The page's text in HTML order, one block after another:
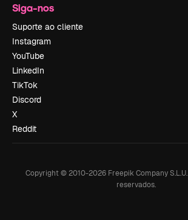
Siga-nos
Suporte ao cliente
Instagram
YouTube
LinkedIn
TikTok
Discord
X
Reddit
Copyright © 2010-2026Freepik Company S.L.U.
reservados.